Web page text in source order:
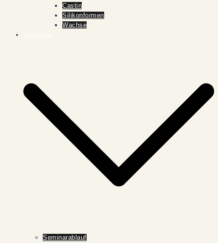
Castin
Silikonformen
Wachse
Seminarablauf